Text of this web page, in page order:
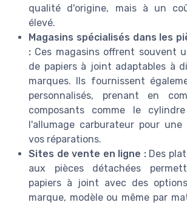
qualité d'origine, mais à un
élevé.
Magasins spécialisés dans les
: Ces magasins offrent souvent
de papiers à joint adaptables à
marques. Ils fournissent
personnalisés, prenant en
composants comme le
l'allumage carburateur pour une
vos réparations.
Sites de vente en ligne :Des
aux pièces détachées
papiers à joint avec des
marque, modèle ou même par